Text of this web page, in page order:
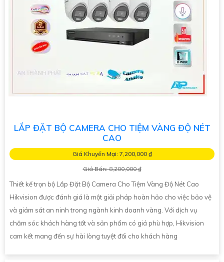
LẮP ĐẶT BỘ CAMERA CHO TIỆM VÀNG ĐỘ NÉT
CAO
Giá Khuyến Mại: 7,200,000 ₫
Giá Bán: 8,200,000 ₫
Thiết kế trọn bộ Lắp Đặt Bộ Camera Cho Tiệm Vàng Độ Nét Cao
Hikvision được đánh giá là một giải pháp hoàn hảo cho việc bảo vệ
và giám sát an ninh trong ngành kinh doanh vàng. Với dịch vụ
chăm sóc khách hàng tốt và sản phẩm có giá phù hợp, Hikvision
cam kết mang đến sự hài lòng tuyệt đối cho khách hàng